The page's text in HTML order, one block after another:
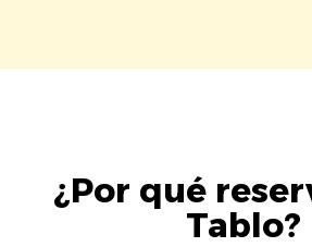
¿Por qué
Tablo?